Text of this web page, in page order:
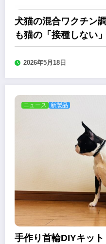
犬猫の混合ワクチン
も猫の「接種しない
2026年5月18日
ニュース 新製品
手作り首輪DIYキッ